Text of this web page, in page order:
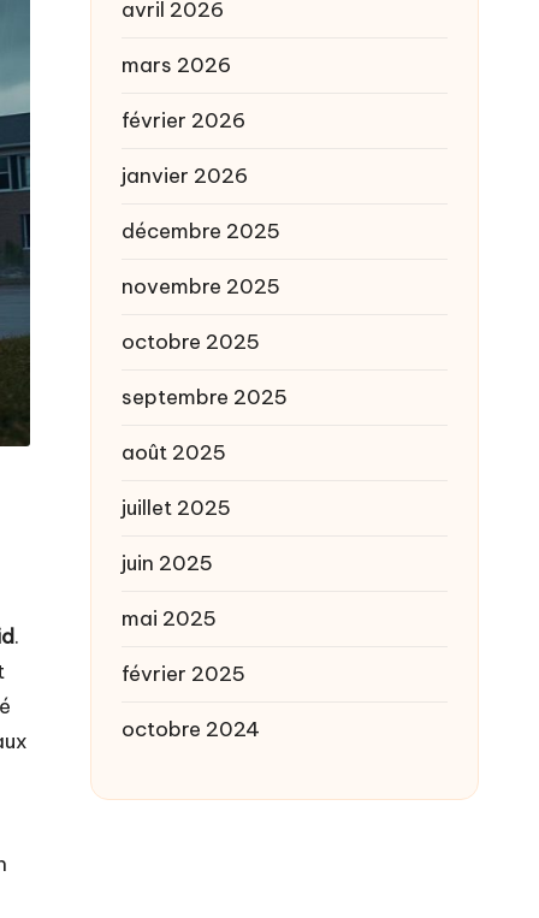
.
avril 2026
mars 2026
février 2026
janvier 2026
décembre 2025
novembre 2025
octobre 2025
septembre 2025
août 2025
juillet 2025
juin 2025
mai 2025
février 2025
octobre 2024